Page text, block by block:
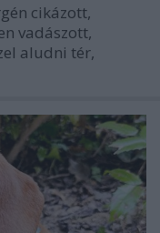
cikázott,
vadászott,
aludni tér,